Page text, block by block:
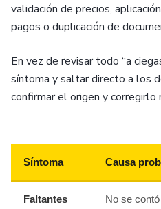
validación de precios,
pagos o duplicación de
En vez de revisar todo “a
síntoma y saltar directo a los
confirmar el origen y corregirlo
Síntoma Causa
Faltantes
No se